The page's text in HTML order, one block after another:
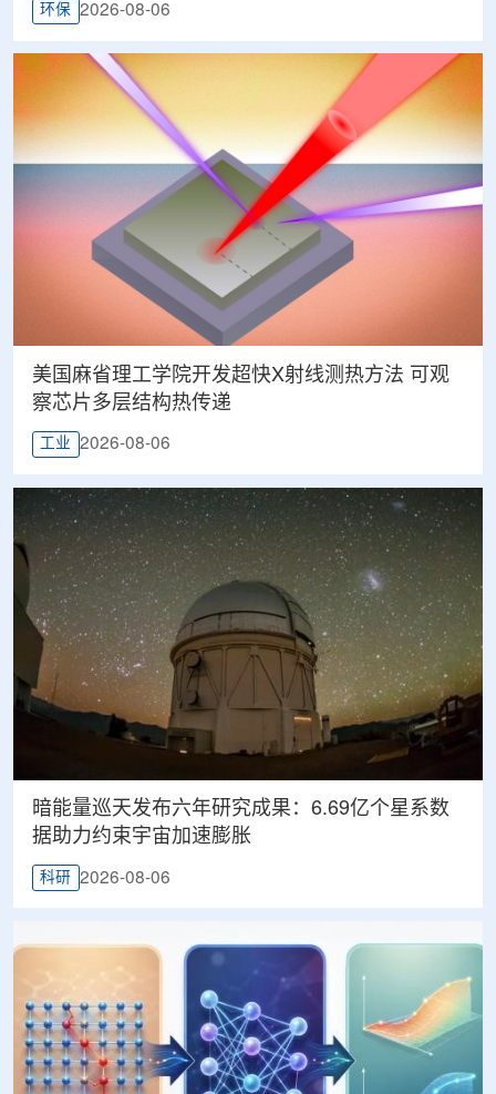
环保 2026-08-06
美国麻省理工学院开发超快X射线测热方法 可观
察芯片多层结构热传递
工业 2026-08-06
暗能量巡天发布六年研究成果：6.69亿个星系数
据助力约束宇宙加速膨胀
科研 2026-08-06